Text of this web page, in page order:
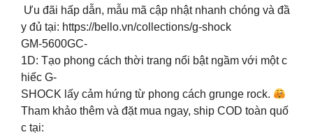
Ưu đãi hấp dẫn, mẫu mã cập nhật nhanh chóng và đầ
y đủ tại: https://bello.vn/collections/g-shock
GM-5600GC-
1D: Tạo phong cách thời trang nổi bật ngầm với một c
hiếc G-
SHOCK lấy cảm hứng từ phong cách grunge rock.
Tham khảo thêm và đặt mua ngay, ship COD toàn quố
c tại: